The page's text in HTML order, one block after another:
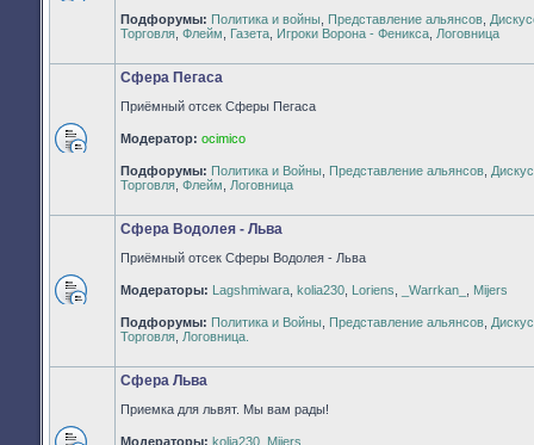
непрочитанных
сообщений
Подфорумы: Политика и войны Представление альянсов
Торговля Флейм Газета Игроки Ворона - Феникса Логовница
непрочитанных
сообщений
Сфера Пегаса
Приёмный отсек Сферы Пегаса
Модератор: ocimico
Подфорумы: Политика и Войны Представление альянсов
Торговля Флейм Логовница
непрочитанных
сообщений
Сфера Водолея - Льва
Приёмный отсек Сферы Водолея - Льва
Модераторы: Lagshmiwara kolia230 Loriens _Warrkan_ Mijers
Подфорумы: Политика и Войны Представление альянсов
Торговля Логовница.
Сфера Льва
Приемка для львят. Мы вам рады!
Модераторы: kolia230 Mijers